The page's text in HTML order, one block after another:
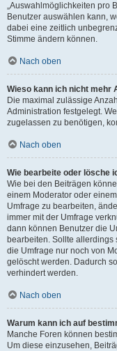
„Auswahlmöglichkeiten pro
Benutzer auswählen kann,
dabei eine zeitlich
Stimme ändern können.
Nach oben
Wieso kann ich nicht mehr
Die maximal zulässige
Administration festgelegt.
zugelassen zu benötigen,
Nach oben
Wie bearbeite oder lösche
Wie bei den Beiträgen
einem Moderator oder
Umfrage zu bearbeiten,
immer mit der Umfrage
dann können Benutzer die
bearbeiten. Sollte allerdings
die Umfrage nur noch von
gelöscht werden. Dadurch
verhindert werden.
Nach oben
Warum kann ich auf
Manche Foren können
Um diese einzusehen,